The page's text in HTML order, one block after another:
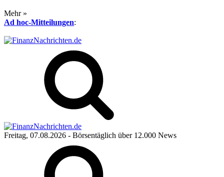
Mehr »
Ad hoc-Mitteilungen:
Freitag, 07.08.2026 - Börsentäglich über 12.000 News